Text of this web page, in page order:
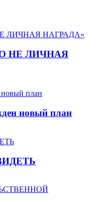
НЕ ЛИЧНАЯ
новый план